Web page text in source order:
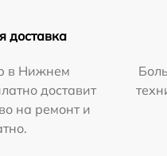
доставка
в Нижнем
доставит
на ремонт и